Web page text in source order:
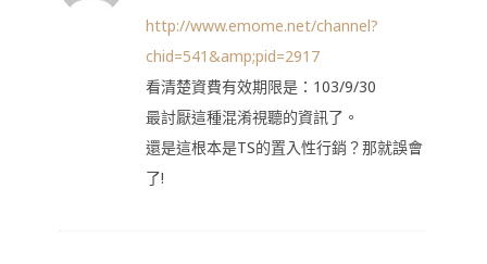
http://www.emome.net/channel?
chid=541&amp;pid=2917
看清楚資費有效期限是：103/9/30
最討厭這種混淆視聽的資訊了。
還是這根本是TS的置入性行銷？那就誤會
了!